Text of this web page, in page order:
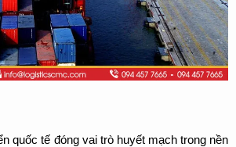
quốc tế đóng vai trò huyết mạch trong nền